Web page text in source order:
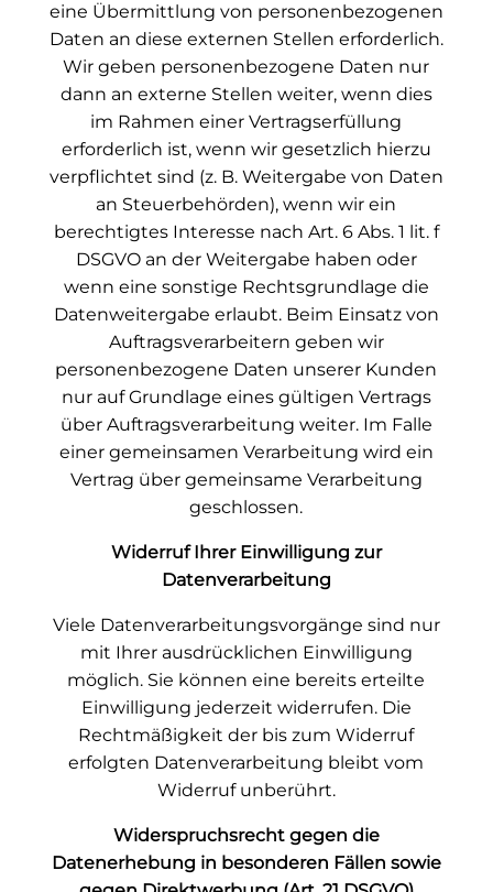
eine Übermittlung von personenbezogenen
Daten an diese externen Stellen erforderlich.
Wir geben personenbezogene Daten nur
dann an externe Stellen weiter, wenn dies
im Rahmen einer Vertragserfüllung
erforderlich ist, wenn wir gesetzlich hierzu
verpflichtet sind (z. B. Weitergabe von Daten
an Steuerbehörden), wenn wir ein
berechtigtes Interesse nach Art. 6 Abs. 1 lit. f
DSGVO an der Weitergabe haben oder
wenn eine sonstige Rechtsgrundlage die
Datenweitergabe erlaubt. Beim Einsatz von
Auftragsverarbeitern geben wir
personenbezogene Daten unserer Kunden
nur auf Grundlage eines gültigen Vertrags
über Auftragsverarbeitung weiter. Im Falle
einer gemeinsamen Verarbeitung wird ein
Vertrag über gemeinsame Verarbeitung
geschlossen.
Widerruf Ihrer Einwilligung zur
Datenverarbeitung
Viele Datenverarbeitungsvorgänge sind nur
mit Ihrer ausdrücklichen Einwilligung
möglich. Sie können eine bereits erteilte
Einwilligung jederzeit widerrufen. Die
Rechtmäßigkeit der bis zum Widerruf
erfolgten Datenverarbeitung bleibt vom
Widerruf unberührt.
Widerspruchsrecht gegen die
Datenerhebung in besonderen Fällen sowie